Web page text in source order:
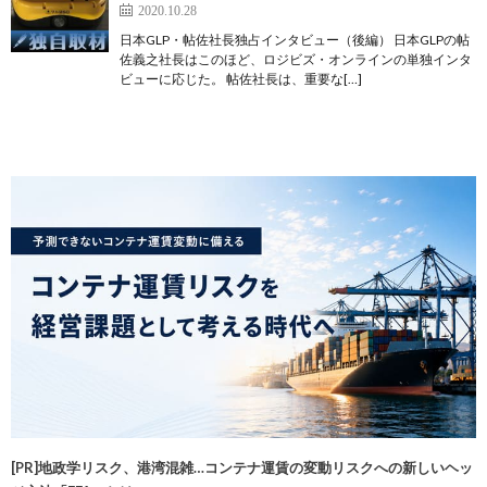
2020.10.28
日本GLP・帖佐社長独占インタビュー（後編） 日本GLPの帖
佐義之社長はこのほど、ロジビズ・オンラインの単独インタ
ビューに応じた。 帖佐社長は、重要な[…]
[PR]地政学リスク、港湾混雑…コンテナ運賃の変動リスクへの新しいヘッ